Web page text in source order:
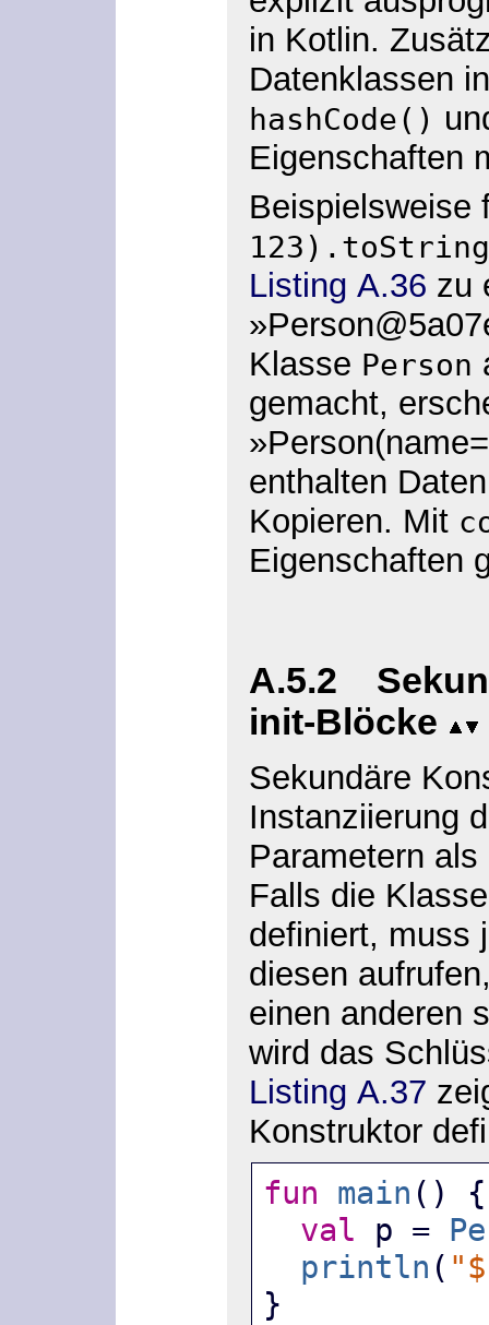
in Kotlin.
Datenklassen
hashCode()
Eigenschaften
Beispielsweise
Listing A.36 zu
Klasse Person
gemacht,
enthalten
Kopieren. Mit
Eigenschaften
A.5.2
init-Blöcke
Sekundäre
Instanziierung
Parametern
Falls die
definiert, muss
diesen
einen anderen
wird das
Listing A.37
Konstruktor
fun main () {
val p =
println (
}